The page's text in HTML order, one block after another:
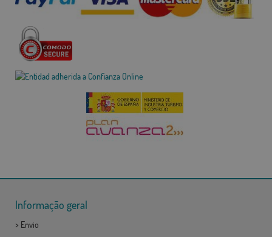
Informação geral
> Envio